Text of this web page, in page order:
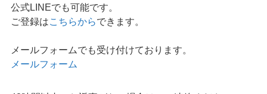
公式LINEでも可能です。
ご登録はこちらからできます。
メールフォームでも受け付けております。
メールフォーム